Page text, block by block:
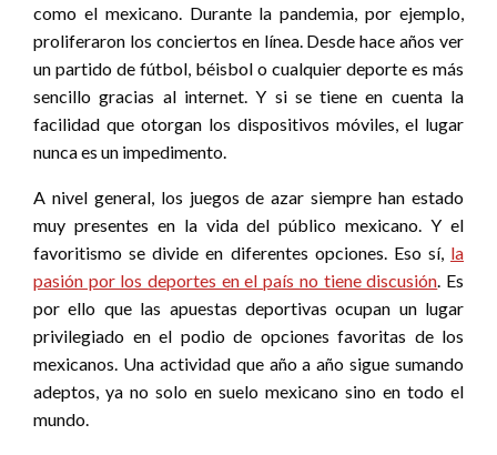
como el mexicano. Durante la pandemia, por ejemplo,
proliferaron los conciertos en línea. Desde hace años ver
un partido de fútbol, béisbol o cualquier deporte es más
sencillo gracias al internet. Y si se tiene en cuenta la
facilidad que otorgan los dispositivos móviles, el lugar
nunca es un impedimento.
A nivel general, los juegos de azar siempre han estado
muy presentes en la vida del público mexicano. Y el
favoritismo se divide en diferentes opciones. Eso sí, la
pasión por los deportes en el país no tiene discusión. Es
por ello que las apuestas deportivas ocupan un lugar
privilegiado en el podio de opciones favoritas de los
mexicanos. Una actividad que año a año sigue sumando
adeptos, ya no solo en suelo mexicano sino en todo el
mundo.